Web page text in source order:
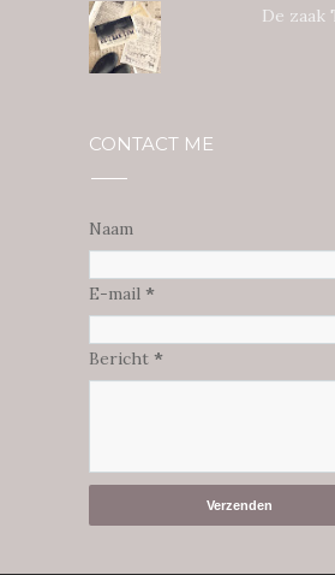
De zaak
CONTACT ME
Naam
E-mail *
Bericht *